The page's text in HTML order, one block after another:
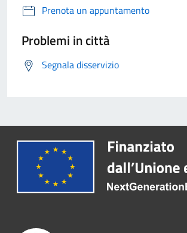
Prenota un appuntamento
Problemi in città
Segnala disservizio